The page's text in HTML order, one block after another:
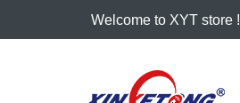
Welcome to XYT store !